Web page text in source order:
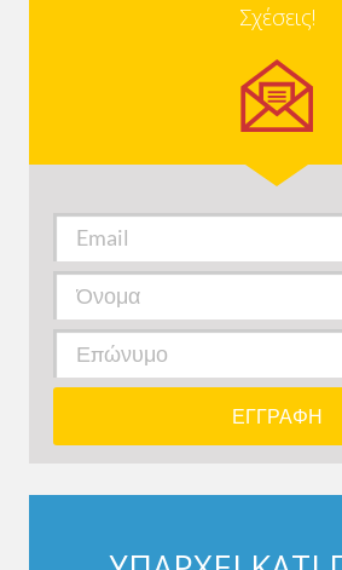
Σχέσεις!